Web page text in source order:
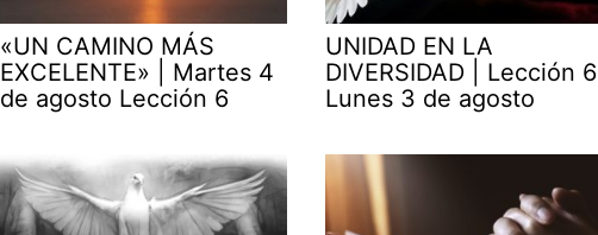
«UN CAMINO MÁS
EXCELENTE» | Martes 4
de agosto Lección 6
UNIDAD EN LA
DIVERSIDAD | Lección 6
Lunes 3 de agosto